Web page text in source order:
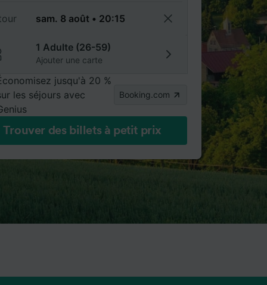
1 Adulte (26-59)
Ajouter une carte
jusqu'à 20 %
les séjours avec
Booking.com
Trouver des billets à petit prix